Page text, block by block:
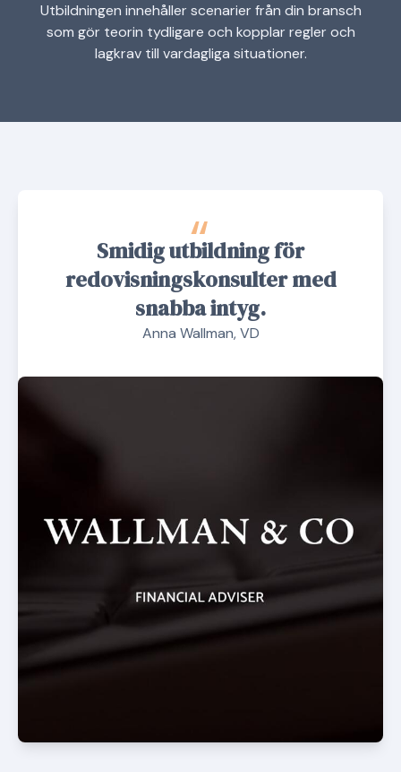
Utbildningen innehåller scenarier från din bransch
som gör teorin tydligare och kopplar regler och
lagkrav till vardagliga situationer.
“
Smidig utbildning för
redovisningskonsulter med
snabba intyg.
Anna Wallman, VD